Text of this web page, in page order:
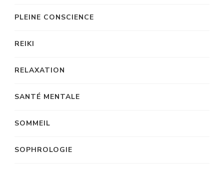
PLEINE CONSCIENCE
REIKI
RELAXATION
SANTÉ MENTALE
SOMMEIL
SOPHROLOGIE